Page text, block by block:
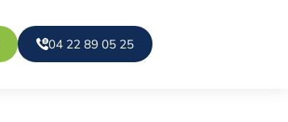
04 22 89 05 25